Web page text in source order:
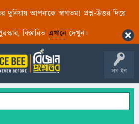
দুনিয়ায় আপনাকে স্বাগতম! প্রশ্ন-উত্তর দিয়ে
বিস্তারিত এখানেদেখুন।
লগ ইন